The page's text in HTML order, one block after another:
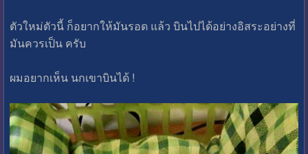
ตัวใหม่ตัวนี้ ก็อยากให้มันรอด แล้ว บินไปได้อย่างอิสระอย่างที่
มันควรเป็น ครับ
ผมอยากเห็น นกเขาบินได้ !